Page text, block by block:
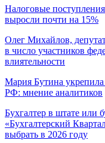
Налоговые
выросли почти на 15%
Олег Михайлов,
в число участников
влиятельности
Мария Бутина
РФ: мнение аналитиков
Бухгалтер в штате или
«Бухгалтерский
выбрать в 2026 году